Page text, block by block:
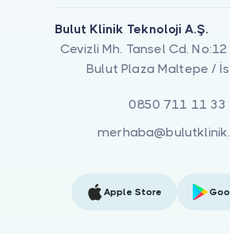
Bulut Klinik Teknoloji A.Ş.
Cevizli Mh. Tansel Cd. No:12
Bulut Plaza Maltepe /
0850 711 11 33
Apple Store